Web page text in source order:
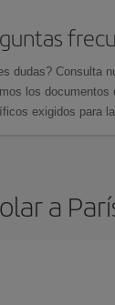
dudas? Consulta
los
exigidos para
a